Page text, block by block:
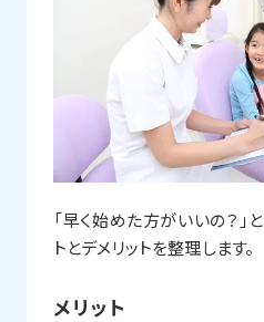
「早く始めた方がいいの？」
トとデメリットを整理します。
メリット